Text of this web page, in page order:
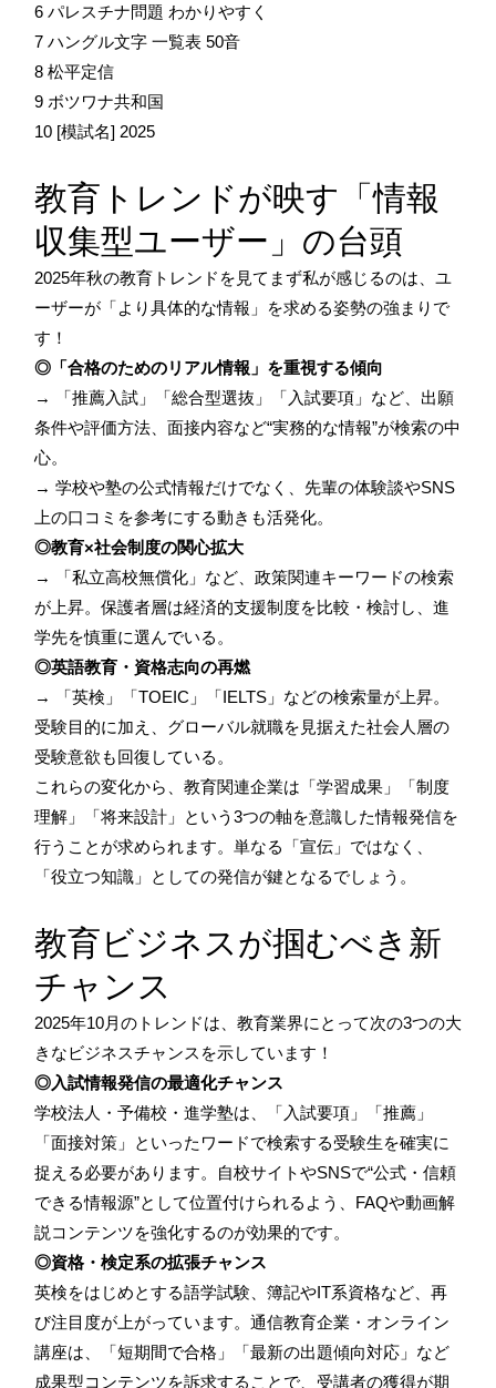
6 パレスチナ問題 わかりやすく
7 ハングル文字 一覧表 50音
8 松平定信
9 ボツワナ共和国
10 [模試名] 2025
教育トレンドが映す「情報
収集型ユーザー」の台頭
2025年秋の教育トレンドを見てまず私が感じるのは、ユ
ーザーが「より具体的な情報」を求める姿勢の強まりで
す！
◎「合格のためのリアル情報」を重視する傾向
→ 「推薦入試」「総合型選抜」「入試要項」など、出願
条件や評価方法、面接内容など“実務的な情報”が検索の中
心。
→ 学校や塾の公式情報だけでなく、先輩の体験談やSNS
上の口コミを参考にする動きも活発化。
◎教育×社会制度の関心拡大
→ 「私立高校無償化」など、政策関連キーワードの検索
が上昇。保護者層は経済的支援制度を比較・検討し、進
学先を慎重に選んでいる。
◎英語教育・資格志向の再燃
→ 「英検」「TOEIC」「IELTS」などの検索量が上昇。
受験目的に加え、グローバル就職を見据えた社会人層の
受験意欲も回復している。
これらの変化から、教育関連企業は「学習成果」「制度
理解」「将来設計」という3つの軸を意識した情報発信を
行うことが求められます。単なる「宣伝」ではなく、
「役立つ知識」としての発信が鍵となるでしょう。
教育ビジネスが掴むべき新
チャンス
2025年10月のトレンドは、教育業界にとって次の3つの大
きなビジネスチャンスを示しています！
◎入試情報発信の最適化チャンス
学校法人・予備校・進学塾は、「入試要項」「推薦」
「面接対策」といったワードで検索する受験生を確実に
捉える必要があります。自校サイトやSNSで“公式・信頼
できる情報源”として位置付けられるよう、FAQや動画解
説コンテンツを強化するのが効果的です。
◎資格・検定系の拡張チャンス
英検をはじめとする語学試験、簿記やIT系資格など、再
び注目度が上がっています。通信教育企業・オンライン
講座は、「短期間で合格」「最新の出題傾向対応」など
成果型コンテンツを訴求することで、受講者の獲得が期